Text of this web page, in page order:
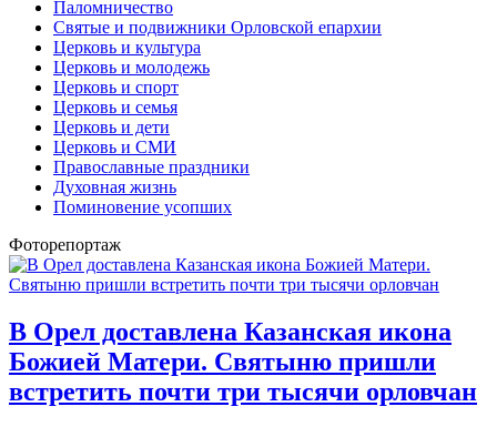
Паломничество
Святые и подвижники Орловской епархии
Церковь и культура
Церковь и молодежь
Церковь и спорт
Церковь и семья
Церковь и дети
Церковь и СМИ
Православные праздники
Духовная жизнь
Поминовение усопших
Фоторепортаж
В Орел доставлена Казанская икона
Божией Матери. Святыню пришли
встретить почти три тысячи орловчан